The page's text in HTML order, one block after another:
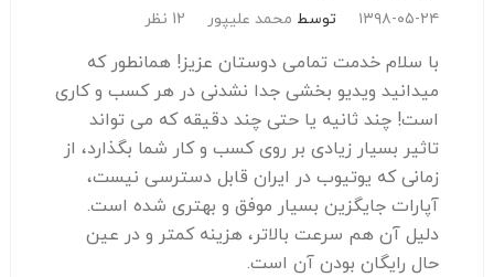
۱۳۹۸-۰۵-۲۴ توسط محمد علیپور 12 نظر
با سلام خدمت تمامی دوستان عزیز! همانطور که
میدانید ویدیو بخشی جدا نشدنی در هر کسب و کاری
است! چند ثانیه یا حتی چند دقیقه که می تواند
تاثیر بسیار زیادی بر روی کسب و کار شما بگذارد، از
زمانی که یوتیوب در ایران قابل دسترسی نیست،
آپارات جایگزین بسیار موفق و بهتری شده است.
دلیل آن هم سرعت بالاتر، هزینه کمتر و در عین
حال رایگان بودن آن است.